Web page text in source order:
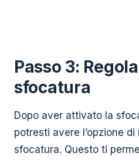
Passo 3:
sfocatura
Dopo aver attivato la
potresti avere l’opzione
sfocatura. Questo ti